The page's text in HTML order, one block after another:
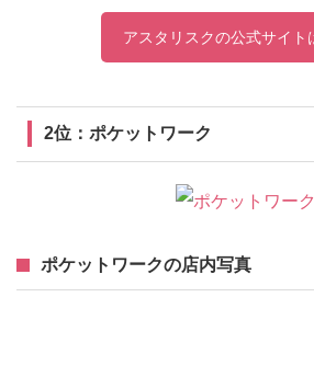
アスタリスクの公式サイト
2位：ポケットワーク
ポケットワークの店内写真